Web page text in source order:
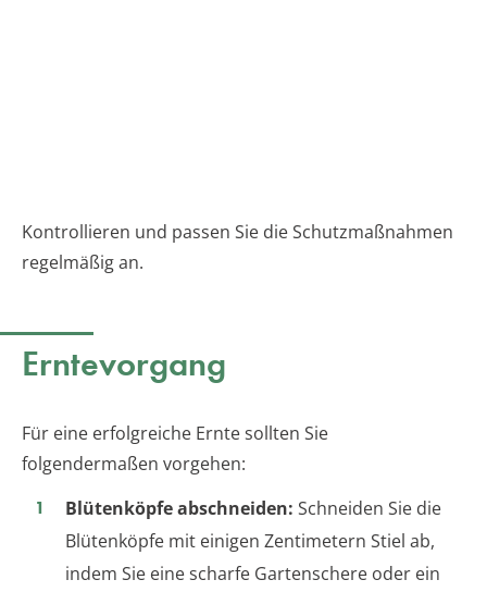
Kontrollieren und passen Sie die Schutzmaßnahmen
regelmäßig an.
Erntevorgang
Für eine erfolgreiche Ernte sollten Sie
folgendermaßen vorgehen:
Blütenköpfe abschneiden: Schneiden Sie die
Blütenköpfe mit einigen Zentimetern Stiel ab,
indem Sie eine scharfe Gartenschere oder ein